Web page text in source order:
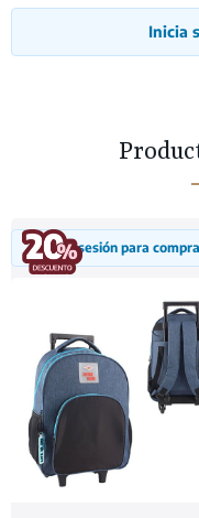
Inicia
Inicia sesión para